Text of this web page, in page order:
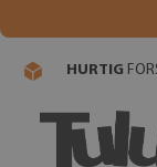
HURTIG